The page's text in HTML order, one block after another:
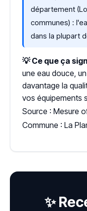
département
communes) :
dans la plupart
💡 Ce que ça
une eau douce,
davantage la
vos équipements
Source : Mesure
Commune : La
✨